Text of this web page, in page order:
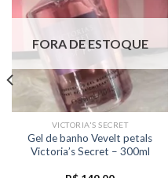
FORA DE ESTOQUE
VICTORIA'S SECRET
Gel de banho Vevelt petals
Victoria’s Secret – 300ml